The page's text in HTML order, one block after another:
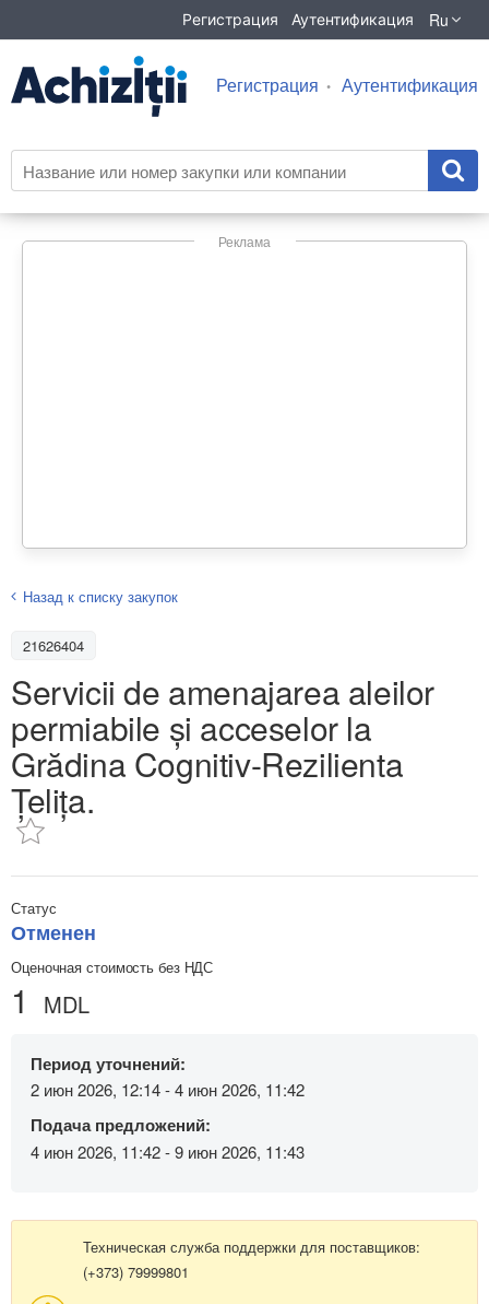
Регистрация Аутентификация Ru
Регистрация Аутентификация
Реклама
Назад к списку закупок
21626404
Servicii de amenajarea aleilor
permiabile și acceselor la
Grădina Cognitiv-Rezilienta
Țelița.
Статус
Отменен
Оценочная стоимость без НДС
1 MDL
Период уточнений:
2 июн 2026, 12:14 - 4 июн 2026, 11:42
Подача предложений:
4 июн 2026, 11:42 - 9 июн 2026, 11:43
Техническая служба поддержки для поставщиков:
(+373) 79999801